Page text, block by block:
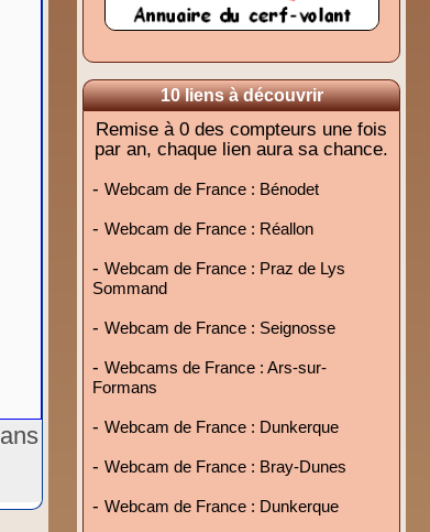
10 liens à découvrir
Remise à 0 des compteurs une fois
par an, chaque lien aura sa chance.
- Webcam de France : Bénodet
- Webcam de France : Réallon
- Webcam de France : Praz de Lys
Sommand
- Webcam de France : Seignosse
- Webcams de France : Ars-sur-
Formans
- Webcam de France : Dunkerque
- Webcam de France : Bray-Dunes
- Webcam de France : Dunkerque